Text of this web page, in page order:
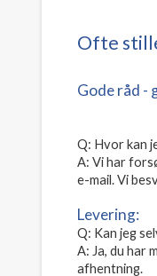
Ofte
Gode råd -
Q: Hvor kan
A: Vi har
e-mail. Vi
Levering:
Q: Kan jeg
A: Ja, du har
afhentning.